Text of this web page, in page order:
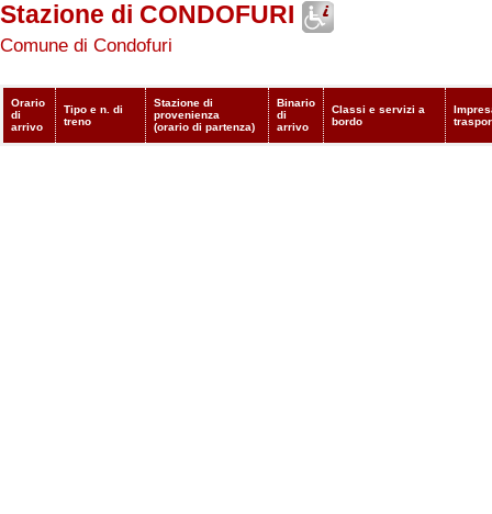
Stazione di CONDOFURI
Comune di Condofuri
Orario
di
arrivo
Tipo e n. di
treno
Stazione di
provenienza
(orario di partenza)
Binario
di
arrivo
Classi e servizi a
bordo